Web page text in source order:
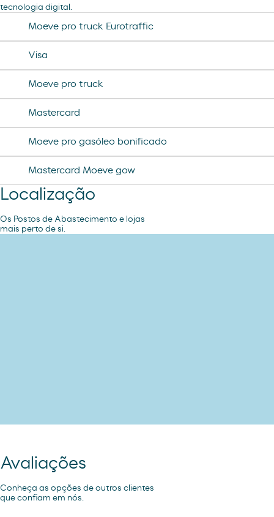
desodorante spray axe
chorizo revilla
helado magnun
helado calippo
tecnologia digital.
Moeve pro truck Eurotraffic
Visa
Moeve pro truck
Mastercard
Moeve pro gasóleo bonificado
Mastercard Moeve gow
Localização
Os Postos de Abastecimento e lojas
mais perto de si.
Avaliações
Conheça as opções de outros clientes
que confiam em nós.